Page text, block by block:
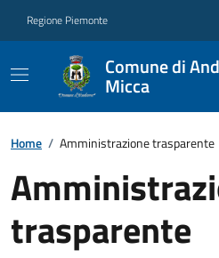
Regione Piemonte
Comune di
Micca
Home / Amministrazione trasparente
trasparente